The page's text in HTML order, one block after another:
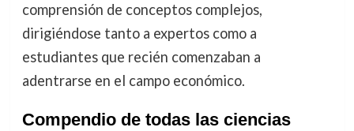
comprensión de conceptos complejos,
dirigiéndose tanto a expertos como a
estudiantes que recién comenzaban a
adentrarse en el campo económico.
Compendio de todas las ciencias